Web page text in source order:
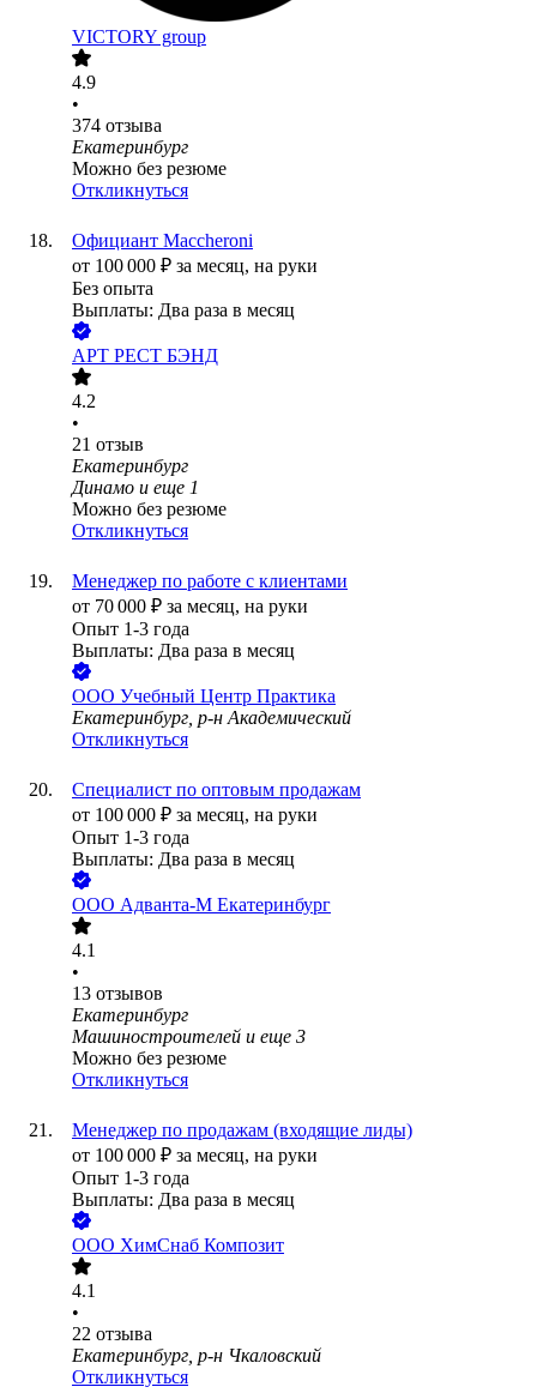
VICTORY group
4.9
•
374 отзыва
Екатеринбург
Можно без резюме
Откликнуться
Официант Maccheroni
от 100 000 ₽ за месяц, на руки
Без опыта
Выплаты: Два раза в месяц
АРТ РЕСТ БЭНД
4.2
•
21 отзыв
Екатеринбург
Динамо и еще 1
Можно без резюме
Откликнуться
Менеджер по работе с клиентами
от 70 000 ₽ за месяц, на руки
Опыт 1-3 года
Выплаты: Два раза в месяц
ООО Учебный Центр Практика
Екатеринбург, р-н Академический
Откликнуться
Специалист по оптовым продажам
от 100 000 ₽ за месяц, на руки
Опыт 1-3 года
Выплаты: Два раза в месяц
ООО Адванта-М Екатеринбург
4.1
•
13 отзывов
Екатеринбург
Машиностроителей и еще 3
Можно без резюме
Откликнуться
Менеджер по продажам (входящие лиды)
от 100 000 ₽ за месяц, на руки
Опыт 1-3 года
Выплаты: Два раза в месяц
ООО ХимСнаб Композит
4.1
•
22 отзыва
Екатеринбург, р-н Чкаловский
Откликнуться